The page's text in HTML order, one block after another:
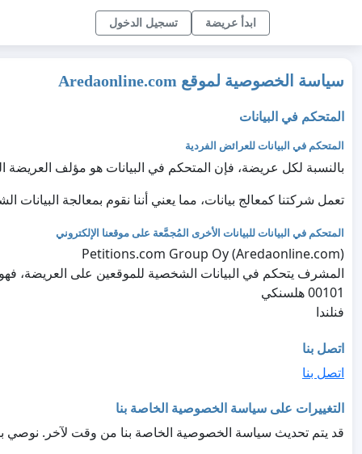
تسجيل الدخول ابدأ عريضة
سياسة الخصوصية لموقع Aredaonline.com
المتحكم في البيانات
المتحكم في البيانات للعرائض الفردية
بالنسبة لكل عريضة، فإن المتحكم في البيانات هو مؤلف
تعمل شركتنا كمعالج بيانات، مما يعني أننا نقوم بمعالجة
المتحكم في البيانات للبيانات الأخرى المُجمَّعة على موقعنا الإلكتروني
Petitions.com Group Oy (Aredaonline.com)
المشرف يتحكم في البيانات الشخصية للموقعين على العريضة،
00101 هلسنكي
فنلندا
اتصل بنا
اتصل بنا
التغييرات على سياسة الخصوصية الخاصة بنا
قد يتم تحديث سياسة الخصوصية الخاصة بنا من وقت لآخر. نوصي